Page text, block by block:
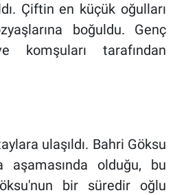
Çiftin en küçük oğulları
boğuldu. Genç
komşuları tarafından
ulaşıldı. Bahri Göksu
olduğu, bu
bir süredir oğlu